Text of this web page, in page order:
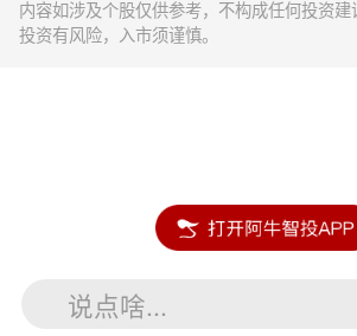
内容如涉及个股仅供参考，不构成任何投资建
投资有风险，入市须谨慎。
说点啥...